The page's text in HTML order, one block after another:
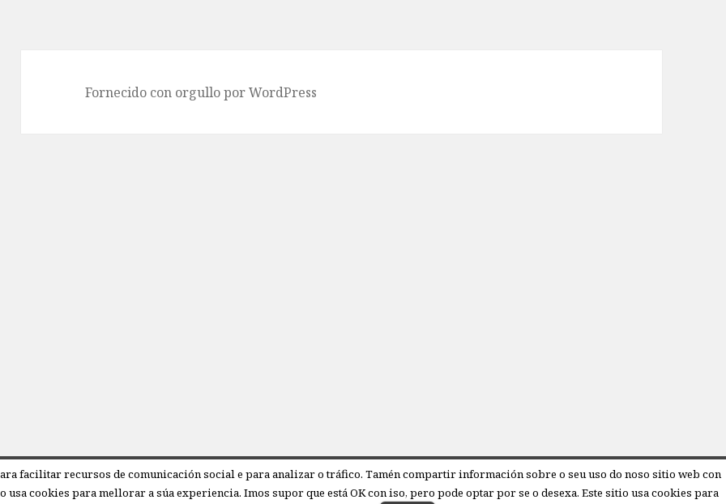
Fornecido con orgullo por WordPress
facilitar recursos de comunicación social e para analizar o tráfico. Tamén compartir información sobre o seu uso do noso sitio web con
cookies para mellorar a súa experiencia. Imos supor que está OK con iso, pero pode optar por se o desexa. Este sitio usa cookies para